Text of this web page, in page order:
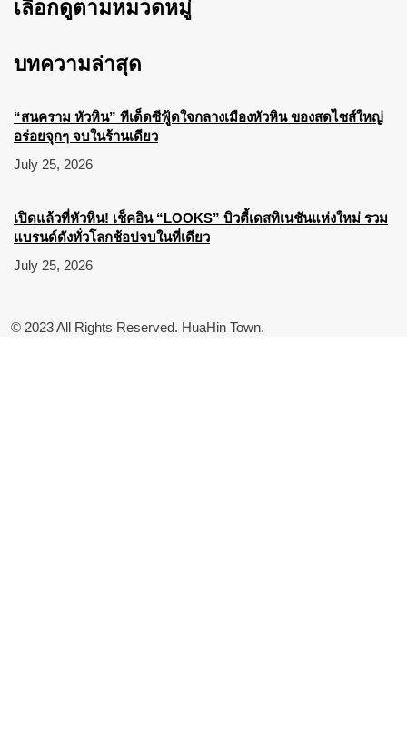
เลือกดูตามหมวดหมู่
บทความล่าสุด
“สนคราม หัวหิน” ทีเด็ดซีฟู้ดใจกลางเมืองหัวหิน ของสดไซส์ใหญ่
อร่อยจุกๆ จบในร้านเดียว
July 25, 2026
เปิดแล้วที่หัวหิน! เช็คอิน “LOOKS” บิวตี้เดสทิเนชันแห่งใหม่ รวม
แบรนด์ดังทั่วโลกช้อปจบในที่เดียว
July 25, 2026
© 2023 All Rights Reserved. HuaHin Town.